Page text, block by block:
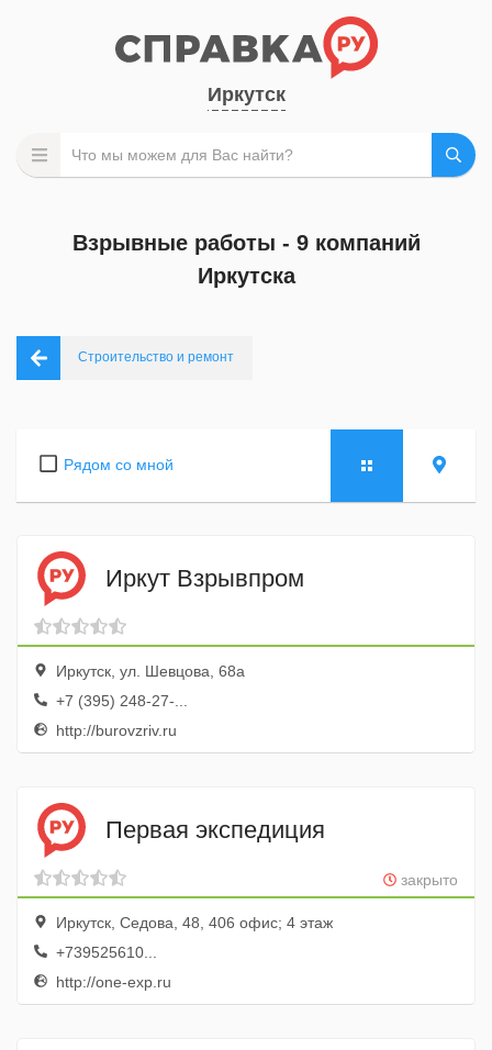
Иркутск
Взрывные работы - 9 компаний
Иркутска
Строительство и ремонт
Рядом со мной
Иркут Взрывпром
Иркутск, ул. Шевцова, 68а
+7 (395) 248-27-...
http://burovzriv.ru
Первая экспедиция
закрыто
Иркутск, Седова, 48, 406 офис; 4 этаж
+739525610...
http://one-exp.ru